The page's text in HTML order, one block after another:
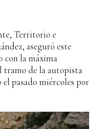
Territorio e
aseguró este
con la máxima
tramo de la autopista
pasado miércoles por